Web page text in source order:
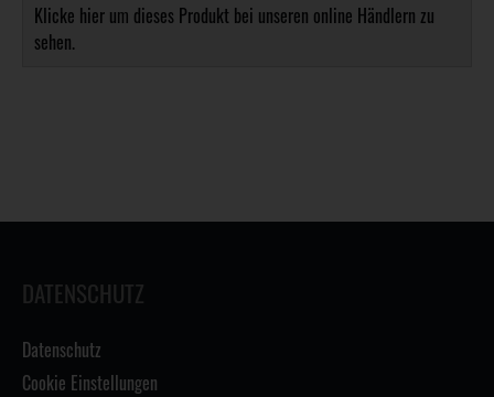
Klicke hier um dieses Produkt bei unseren online Händlern zu
sehen.
DATENSCHUTZ
Datenschutz
Cookie Einstellungen